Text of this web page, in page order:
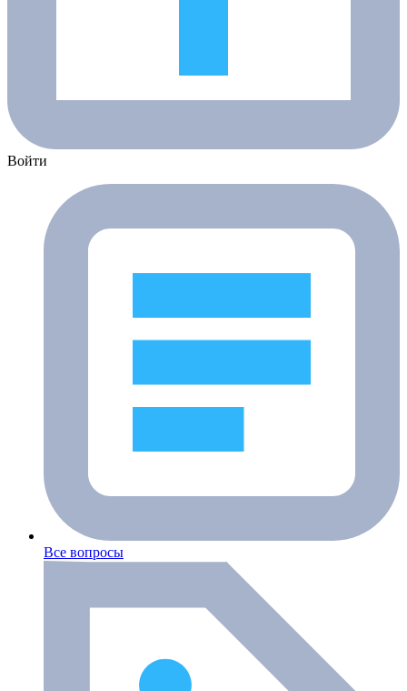
Войти
Все вопросы